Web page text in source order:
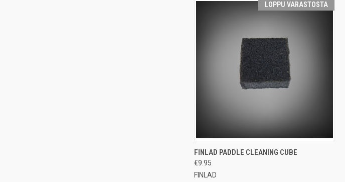
LOPPU VARASTOSTA
QUICK VIEW
LOPPU
VARASTOSTA
Compare
FINLAD PADDLE CLEANING CUBE
€9.95
FINLAD